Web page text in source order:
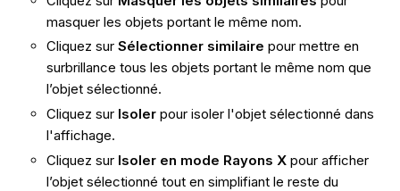
masquer les objets portant le même nom.
Cliquez surSélectionner similaire pour mettre en
surbrillance tous les objets portant le même nom que
l’objet sélectionné.
Cliquez sur Isoler pour isoler l'objet sélectionné dans
l'affichage.
Cliquez sur Isoler en mode Rayons X pour afficher
l’objet sélectionné tout en simplifiant le reste du